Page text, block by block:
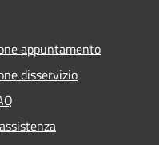
appuntamento
disservizio